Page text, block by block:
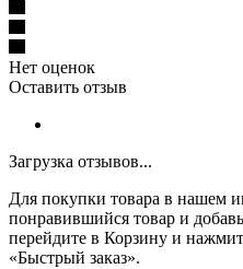
Нет оценок
Оставить отзыв
Загрузка отзывов...
Для покупки товара в нашем
понравившийся товар и
перейдите в Корзину и
«Быстрый заказ».